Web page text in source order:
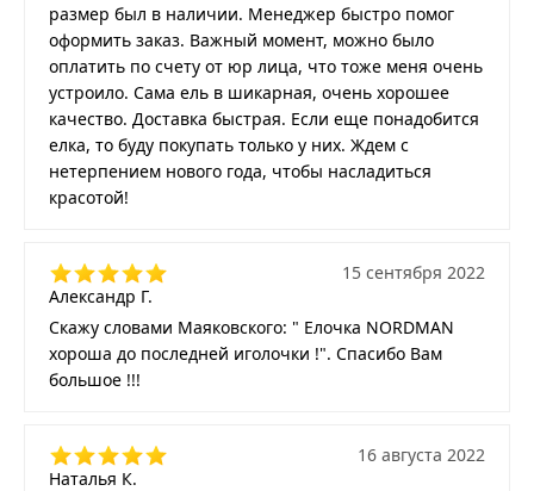
размер был в наличии. Менеджер быстро помог
оформить заказ. Важный момент, можно было
оплатить по счету от юр лица, что тоже меня очень
устроило. Сама ель в шикарная, очень хорошее
качество. Доставка быстрая. Если еще понадобится
елка, то буду покупать только у них. Ждем с
нетерпением нового года, чтобы насладиться
красотой!
Александр Г.
15 сентября 2022
Скажу словами Маяковского: " Елочка NORDMAN
хороша до последней иголочки !". Спасибо Вам
большое !!!
Наталья К.
16 августа 2022